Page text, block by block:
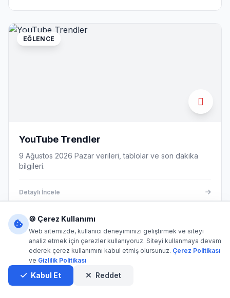
EĞLENCE
YouTube Trendler
9 Ağustos 2026 Pazar verileri, tablolar ve son dakika
bilgileri.
Detaylı İncele
EĞLENCE
🍪 Çerez Kullanımı
Web sitemizde, kullanıcı deneyiminizi geliştirmek ve siteyi
analiz etmek için çerezler kullanıyoruz. Siteyi kullanmaya devam
ederek çerez kullanımını kabul etmiş olursunuz. Çerez Politikası
ve Gizlilik Politikası
Kabul Et Reddet